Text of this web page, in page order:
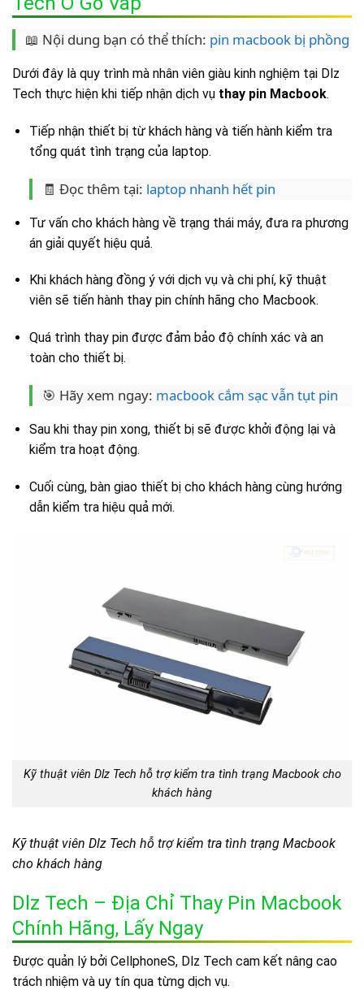
📖 Nội dung bạn có thể thích: pin macbook bị phồng
Dưới đây là quy trình mà nhân viên giàu kinh nghiệm tại Dlz
Tech thực hiện khi tiếp nhận dịch vụ thay pin Macbook.
Tiếp nhận thiết bị từ khách hàng và tiến hành kiểm tra
tổng quát tình trạng của laptop.
🧾 Đọc thêm tại: laptop nhanh hết pin
Tư vấn cho khách hàng về trạng thái máy, đưa ra phương
án giải quyết hiệu quả.
Khi khách hàng đồng ý với dịch vụ và chi phí, kỹ thuật
viên sẽ tiến hành thay pin chính hãng cho Macbook.
Quá trình thay pin được đảm bảo độ chính xác và an
toàn cho thiết bị.
🎯 Hãy xem ngay: macbook cắm sạc vẫn tụt pin
Sau khi thay pin xong, thiết bị sẽ được khởi động lại và
kiểm tra hoạt động.
Cuối cùng, bàn giao thiết bị cho khách hàng cùng hướng
dẫn kiểm tra hiệu quả mới.
Kỹ thuật viên Dlz Tech hỗ trợ kiểm tra tình trạng Macbook cho
khách hàng
Kỹ thuật viên Dlz Tech hỗ trợ kiểm tra tình trạng Macbook
cho khách hàng
Dlz Tech – Địa Chỉ Thay Pin Macbook
Chính Hãng, Lấy Ngay
Được quản lý bởi CellphoneS, Dlz Tech cam kết nâng cao
trách nhiệm và uy tín qua từng dịch vụ.